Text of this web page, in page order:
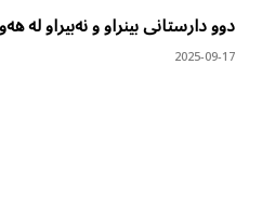
دوو دارستانی بینراو و نەبیراو لە
2025-09-17